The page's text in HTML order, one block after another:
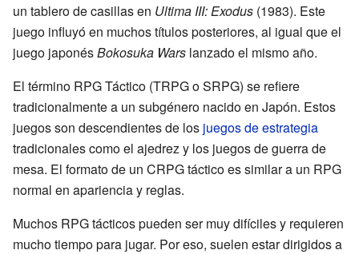
un tablero de casillas en Ultima III: Exodus (1983). Este
juego influyó en muchos títulos posteriores, al igual que el
juego japonésBokosuka Wars lanzado el mismo año.
El término RPG Táctico (TRPG o SRPG) se refiere
tradicionalmente a un subgénero nacido en Japón. Estos
juegos son descendientes de los juegos de estrategia
tradicionales como el ajedrez y los juegos de guerra de
mesa. El formato de un CRPG táctico es similar a un RPG
normal en apariencia y reglas.
Muchos RPG tácticos pueden ser muy difíciles y requieren
mucho tiempo para jugar. Por eso, suelen estar dirigidos a